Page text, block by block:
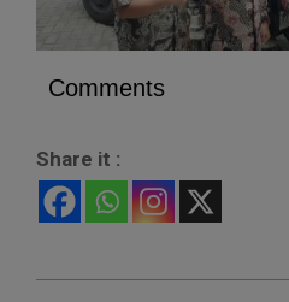
Comments
Share it :